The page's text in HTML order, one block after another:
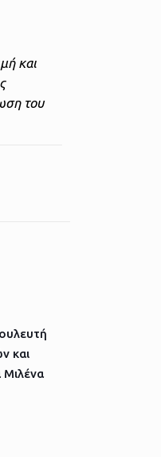
και
του
και